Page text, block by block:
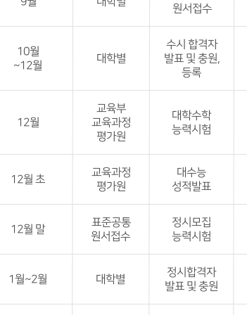
원서접수
10월
~12월
대학별
수시 합격자
발표 및 충원,
등록
12월
교육부
교육과정
평가원
대학수학
능력시험
12월 초
교육과정
평가원
대수능
성적발표
12월 말
표준공통
원서접수
정시모집
능력시험
1월~2월 대학별
정시합격자
발표 및 충원